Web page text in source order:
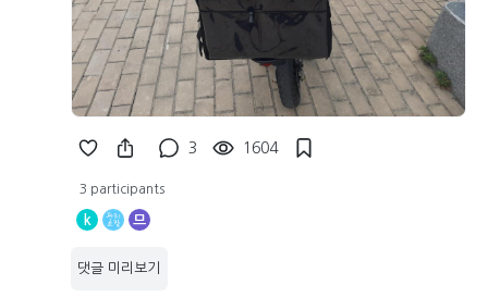
3 1604
3 participants
k 므
댓글 미리보기